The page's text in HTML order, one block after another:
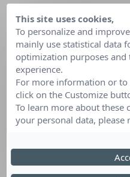
Date :01 Août 2018 au
Lieu : Rhône- Alpes
This site uses cookies,
To personalize and
mainly use statistical data
optimization purposes
experience.
For more information or to
click on the Customize
To learn more about these
your personal data, please